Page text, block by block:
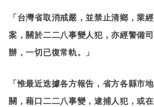
「台灣省取消戒嚴，並禁止清鄉，業
案，關於二二八事變人犯，亦經警備
辦，一切已復常軌。」
「惟最近迭據各方報告，省方各縣市
關，藉口二二八事變，逮捕人犯，或